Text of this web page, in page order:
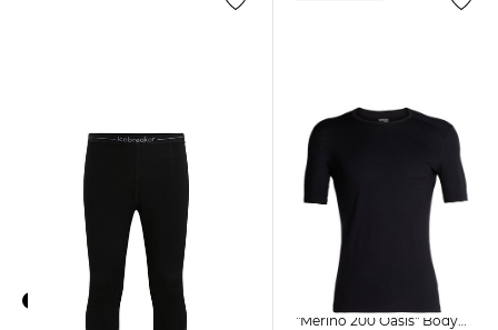
Icebreaker | Herren
Funktionsunterhemd
"Merino 200 Oasis" Body